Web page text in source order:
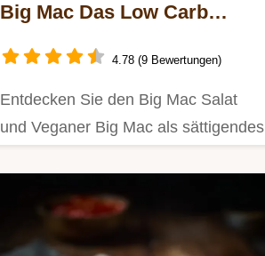
Big Mac Das Low Carb
4.78 (9 Bewertungen)
Entdecken Sie den Big Mac Salat
und Veganer Big Mac als sättigendes